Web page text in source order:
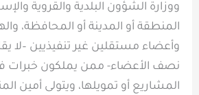
ووزارة الشؤون البلدية والقروية
المنطقة أو المدينة أو المحافظة،
وأعضاء مستقلين غير تنفيذيين –لا
نصف الأعضاء- ممن يملكون خبرات
المشاريع أو تمويلها، ويتولى أمين